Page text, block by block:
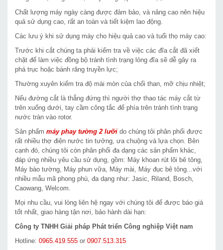
Chất lượng máy ngày càng được đảm bảo, và nâng cao nên hiệu
quả sử dụng cao, rất an toàn và tiết kiệm lao động.
Các lưu ý khi sử dụng máy cho hiệu quả cao và tuổi thọ máy cao:
Trước khi cắt chúng ta phải kiểm tra về việc các đĩa cắt đã xiết
chặt để làm việc đồng bộ tránh tình trạng lỏng đĩa sẽ dễ gây ra
phá trục hoặc bánh răng truyền lực;
Thường xuyên kiểm tra độ mài mòn của chổi than, mỡ chịu nhiệt;
Nếu đường cắt là thẳng đứng thì người thợ thao tác máy cắt từ
trên xuống dưới, tay cầm công tắc để phía trên tránh tình trạng
nước tràn vào rotor.
Sản phẩm máy phay tường 2 lưỡi do chúng tôi phân phối được
rất nhiều thợ điện nước tin tưởng, ưa chuộng và lựa chọn. Bên
cạnh đó, chúng tôi còn phân phối đa dạng các sản phẩm khác,
đáp ứng nhiều yêu cầu sử dụng, gồm: Máy khoan rút lõi bê tông,
Máy bào tường, Máy phun vữa, Máy mài, Máy đục bê tông...với
nhiều mẫu mã phong phú, đa dạng như: Jasic, Riland, Bosch,
Caowang, Welcom.
Mọi nhu cầu, vui lòng liên hệ ngay với chúng tôi để được báo giá
tốt nhất, giao hàng tận nơi, bảo hành dài hạn:
Công ty TNHH Giải pháp Phát triển Công nghiệp Việt nam
Hotline: 0965.419.555 or 0907.513.315